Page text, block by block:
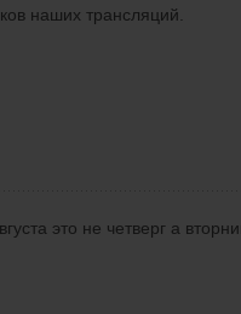
наших трансляций.
это не четверг а